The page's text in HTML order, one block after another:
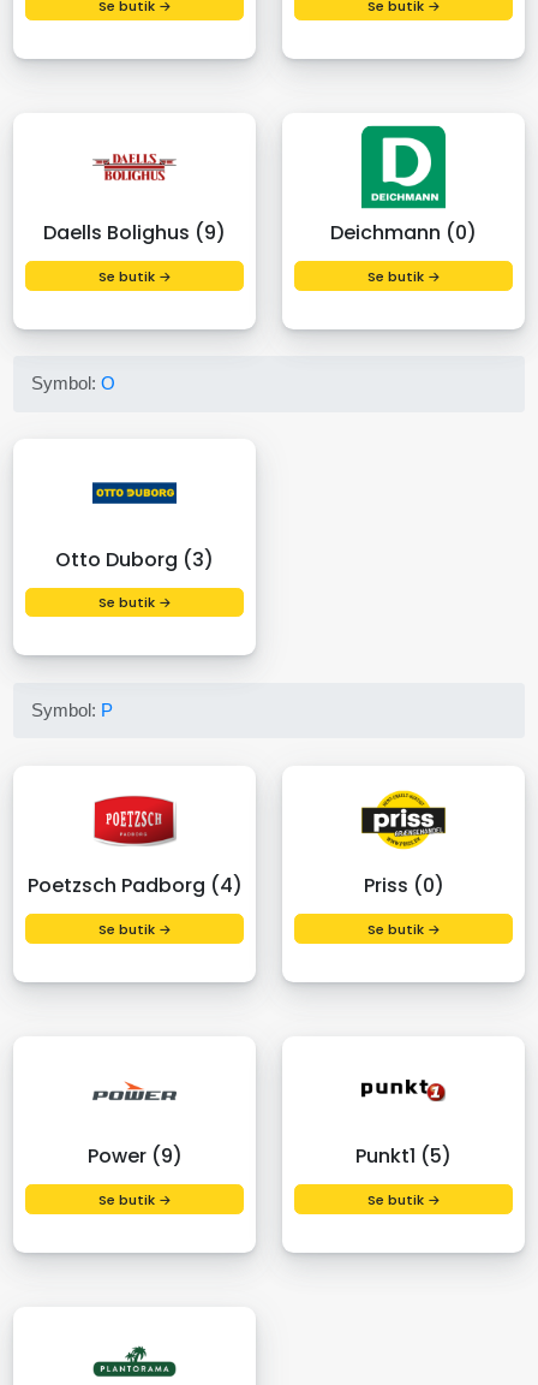
Se butik → Se butik →
Daells Bolighus (9)
Se butik →
Deichmann (0)
Se butik →
Symbol:O
Otto Duborg (3)
Se butik →
Symbol: P
Poetzsch Padborg (4)
Se butik →
Priss (0)
Se butik →
Power (9)
Se butik →
Punkt1 (5)
Se butik →